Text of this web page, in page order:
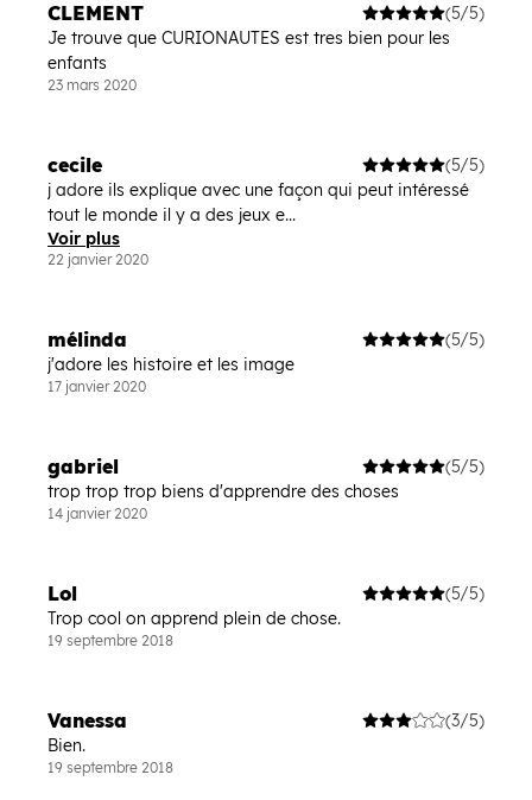
CLEMENT
(5/5)
Je trouve que CURIONAUTES est tres bien pour les
enfants
23 mars 2020
cecile
(5/5)
j adore ils explique avec une façon qui peut intéressé
tout le monde il y a des jeux e...
Voir plus
22 janvier 2020
mélinda
(5/5)
j'adore les histoire et les image
17 janvier 2020
gabriel
(5/5)
trop trop trop biens d'apprendre des choses
14 janvier 2020
Lol
(5/5)
Trop cool on apprend plein de chose.
19 septembre 2018
Vanessa
(3/5)
Bien.
19 septembre 2018